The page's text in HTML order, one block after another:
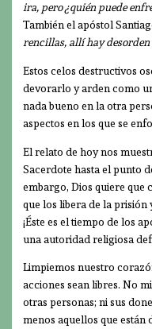
ira, pero ¿quién puede
También el apóstol
rencillas, allí hay
Estos celos destructivos
devorarlo y arden como
nada bueno en la otra
aspectos en los que se
El relato de hoy nos
Sacerdote hasta el punto
embargo, Dios quiere que
que los libera de la prisión
¡Éste es el tiempo de los
una autoridad religiosa
Limpiemos nuestro
acciones sean libres. No
otras personas; ni sus
menos aquellos que están